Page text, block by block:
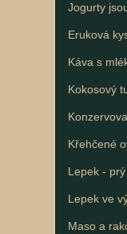
Jogurty
Eruková
Káva s
Kokosový
Křehčené
Lepek -
Lepek ve
Maso a